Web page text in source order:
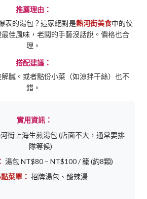
推薦理由：
表的湯包？這家絕對是熱河街美食中的佼
佳風味，老闆的手藝沒話說。價格也合
理。
搭配建議：
膩。或者點份小菜（如涼拌干絲）也不
錯。
實用資訊：
街上海生煎湯包 (店面不大，通常要排
隊等候)
湯包 NT$80 – NT$100 / 籠 (約8顆)
菜單： 招牌湯包、酸辣湯